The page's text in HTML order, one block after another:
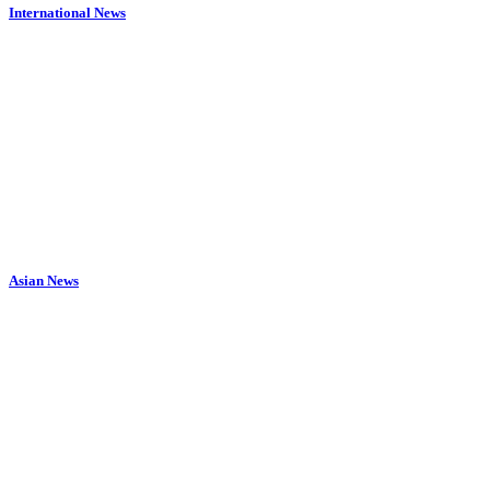
International News
Asian News